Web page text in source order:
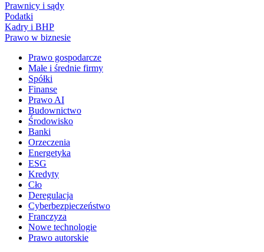
Prawnicy i sądy
Podatki
Kadry i BHP
Prawo w biznesie
Prawo gospodarcze
Małe i średnie firmy
Spółki
Finanse
Prawo AI
Budownictwo
Środowisko
Banki
Orzeczenia
Energetyka
ESG
Kredyty
Cło
Deregulacja
Cyberbezpieczeństwo
Franczyza
Nowe technologie
Prawo autorskie